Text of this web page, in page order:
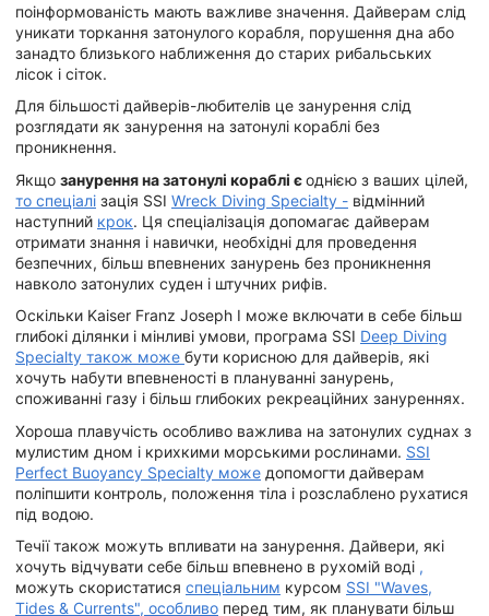
поінформованість мають важливе значення. Дайверам слід
уникати торкання затонулого корабля, порушення дна або
занадто близького наближення до старих рибальських
лісок і сіток.
Для більшості дайверів-любителів це занурення слід
розглядати як занурення на затонулі кораблі без
проникнення.
Якщо занурення на затонулі кораблі єоднією з ваших цілей,
то спеціалі зація SSI Wreck Diving Specialty - відмінний
наступний крок. Ця спеціалізація допомагає дайверам
отримати знання і навички, необхідні для проведення
безпечних, більш впевнених занурень без проникнення
навколо затонулих суден і штучних рифів.
Оскільки Kaiser Franz Joseph I може включати в себе більш
глибокі ділянки і мінливі умови, програма SSI Deep Diving
Specialty також може бути корисною для дайверів, які
хочуть набути впевненості в плануванні занурень,
споживанні газу і більш глибоких рекреаційних зануреннях.
Хороша плавучість особливо важлива на затонулих суднах з
мулистим дном і крихкими морськими рослинами. SSI
Perfect Buoyancy Specialty може допомогти дайверам
поліпшити контроль, положення тіла і розслаблено рухатися
під водою.
Течії також можуть впливати на занурення. Дайвери, які
хочуть відчувати себе більш впевнено в рухомій воді ,
можуть скористатися спеціальним курсом SSI "Waves,
Tides & Currents", особливо перед тим, як планувати більш